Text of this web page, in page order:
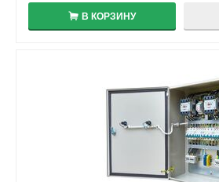
В КОРЗИНУ